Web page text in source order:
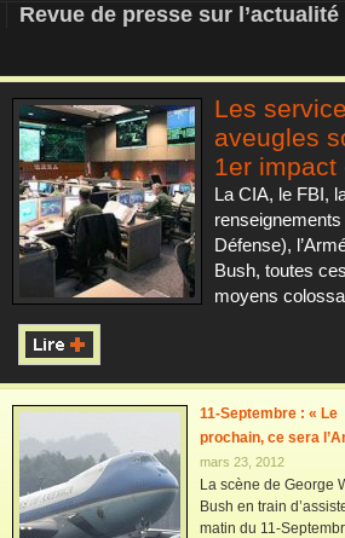
REOPEN911 –
Revue de presse sur
Les
aveugles
1er impact
La CIA, le FBI,
Défense),
Bush, toutes
moyens
11-Septembre : « Le
prochain, ce sera
mars 23, 2012
La scène de George
Bush en train
matin du 11-